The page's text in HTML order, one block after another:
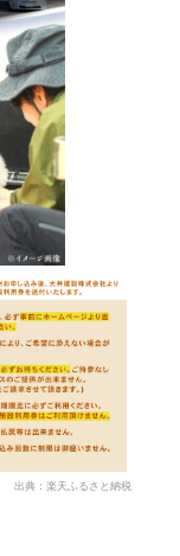
出典：楽天ふるさと納税